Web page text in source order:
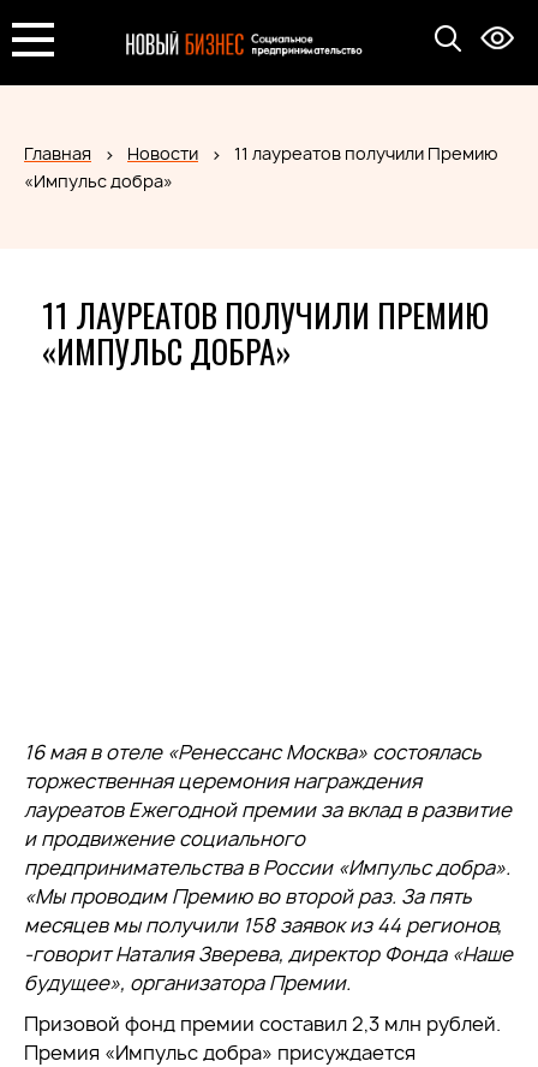
Главная Новости
11 лауреатов получили Премию
«Импульс добра»
11 ЛАУРЕАТОВ ПОЛУЧИЛИ ПРЕМИЮ
«ИМПУЛЬС ДОБРА»
16 мая в отеле «Ренессанс Москва» состоялась
торжественная церемония награждения
лауреатов Ежегодной премии за вклад в развитие
и продвижение социального
предпринимательства в России «Импульс добра».
«Мы проводим Премию во второй раз. За пять
месяцев мы получили 158 заявок из 44 регионов,
-говорит Наталия Зверева, директор Фонда «Наше
будущее», организатора Премии.
Призовой фонд премии составил 2,3 млн рублей.
Премия «Импульс добра» присуждается